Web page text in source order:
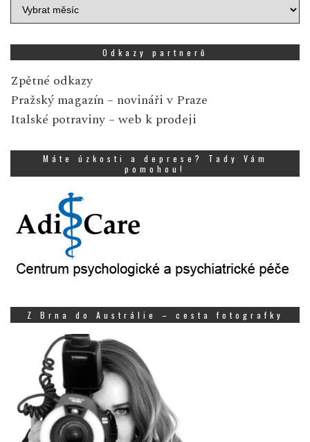
Archiv
zpráv
Odkazy partnerů
Zpětné odkazy
Pražský magazín – novináři v Praze
Italské potraviny – web k prodeji
Máte úzkosti a deprese? Tady Vám
pomohou!
Z Brna do Austrálie – cesta fotografky